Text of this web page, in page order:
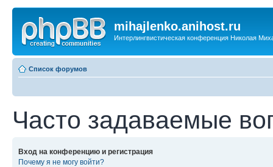
mihajlenko.anihost.ru
Интерлингвистическая конференция Николая
Список форумов
Часто задаваемые
Вход на конференцию и регистрация
Почему я не могу войти?